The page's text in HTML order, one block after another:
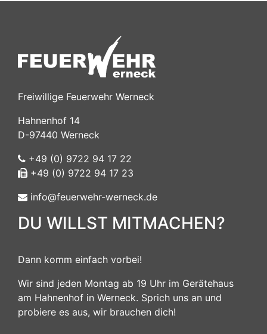
Freiwillige Feuerwehr Werneck
Hahnenhof 14
D-97440 Werneck
+49 (0) 9722 94 17 22
+49 (0) 9722 94 17 23
info@feuerwehr-werneck.de
DU WILLST MITMACHEN?
Dann komm einfach vorbei!
Wir sind jeden Montag ab 19 Uhr im Gerätehaus
am Hahnenhof in Werneck. Sprich uns an und
probiere es aus, wir brauchen dich!